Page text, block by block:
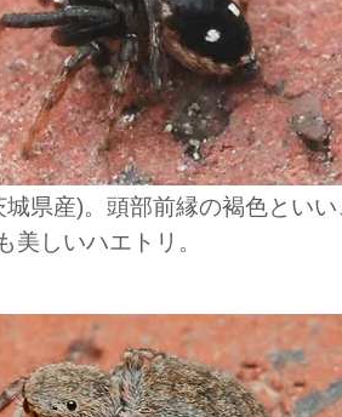
城県産)。頭部前縁の褐色とい
美しいハエトリ。